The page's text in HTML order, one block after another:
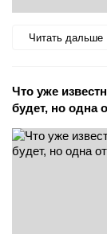
Читать дальше
Что уже
будет, но одна